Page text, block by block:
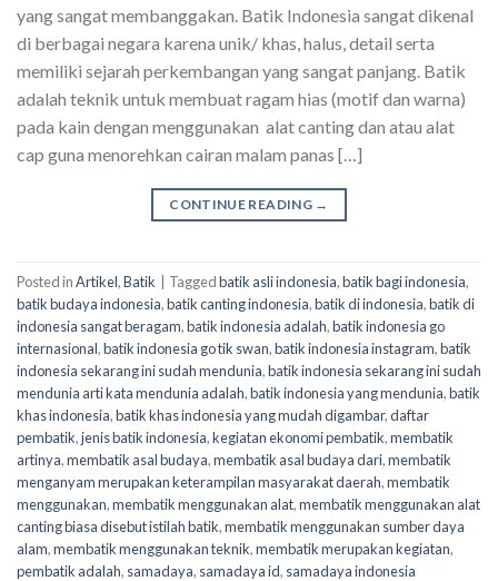
yang sangat membanggakan. Batik Indonesia sangat dikenal
di berbagai negara karena unik/ khas, halus, detail serta
memiliki sejarah perkembangan yang sangat panjang. Batik
adalah teknik untuk membuat ragam hias (motif dan warna)
pada kain dengan menggunakan alat canting dan atau alat
cap guna menorehkan cairan malam panas […]
CONTINUE READING →
Posted inArtikel,Batik | Taggedbatik asli indonesia,batik bagi indonesia,
batik budaya indonesia,batik canting indonesia,batik di indonesia,batik di
indonesia sangat beragam,batik indonesia adalah,batik indonesia go
internasional,batik indonesia go tik swan,batik indonesia instagram,batik
indonesia sekarang ini sudah mendunia,batik indonesia sekarang ini sudah
mendunia arti kata mendunia adalah,batik indonesia yang mendunia,batik
khas indonesia,batik khas indonesia yang mudah digambar,daftar
pembatik,jenis batik indonesia,kegiatan ekonomi pembatik,membatik
artinya,membatik asal budaya,membatik asal budaya dari,membatik
menganyam merupakan keterampilan masyarakat daerah,membatik
menggunakan,membatik menggunakan alat,membatik menggunakan alat
canting biasa disebut istilah batik,membatik menggunakan sumber daya
alam,membatik menggunakan teknik,membatik merupakan kegiatan,
pembatik adalah, samadaya, samadaya id, samadaya indonesia